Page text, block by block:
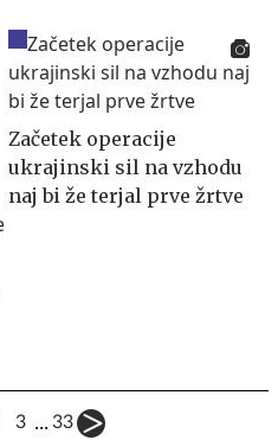
Začetek operacije
ukrajinski sil na vzhodu
naj bi že terjal prve žrtve
3 ... 33